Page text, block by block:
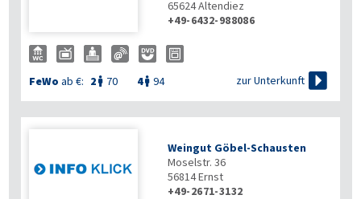
65624Altendiez
+49-6432-988086
FeWo ab €: 2  70 4 94 zur Unterkunft 
Weingut Göbel-Schausten
Moselstr. 36
56814Ernst
+49-2671-3132